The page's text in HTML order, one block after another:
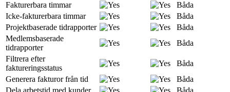
Fakturerbara timmar
Båda
Icke-fakturerbara timmar
Båda
Projektbaserade tidrapporter
Båda
Medlemsbaserade
tidrapporter
Båda
Filtrera efter
faktureringsstatus
Båda
Generera fakturor från tid
Båda